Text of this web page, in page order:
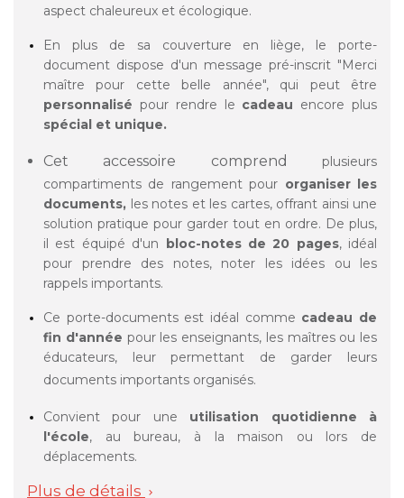
aspect chaleureux et écologique.
En plus de sa couverture en liège, le porte-
document dispose d'un message pré-inscrit "Merci
maître pour cette belle année", qui peut être
personnalisé pour rendre le cadeau encore plus
spécial et unique.
Cet accessoire comprend plusieurs
compartiments de rangement pour organiser les
documents, les notes et les cartes, offrant ainsi une
solution pratique pour garder tout en ordre. De plus,
il est équipé d'un bloc-notes de 20 pages, idéal
pour prendre des notes, noter les idées ou les
rappels importants.
Ce porte-documents est idéal comme cadeau de
fin d'année pour les enseignants, les maîtres ou les
éducateurs, leur permettant de garder leurs
documents importants organisés.
Convient pour une utilisation quotidienne à
l'école, au bureau, à la maison ou lors de
déplacements.
Plus de détails 